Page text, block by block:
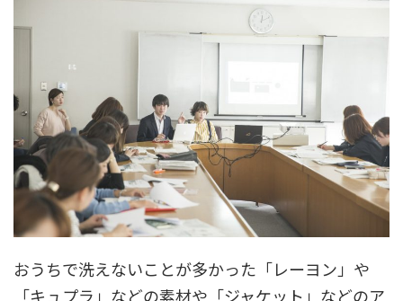
おうちで洗えないことが多かった「レーヨン」や
「キュプラ」などの素材や「ジャケット」などのア